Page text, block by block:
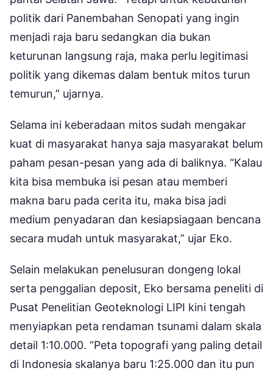
politik dari Panembahan Senopati yang ingin
menjadi raja baru sedangkan dia bukan
keturunan langsung raja, maka perlu legitimasi
politik yang dikemas dalam bentuk mitos turun
temurun,” ujarnya.
Selama ini keberadaan mitos sudah mengakar
kuat di masyarakat hanya saja masyarakat belum
paham pesan-pesan yang ada di baliknya. “Kalau
kita bisa membuka isi pesan atau memberi
makna baru pada cerita itu, maka bisa jadi
medium penyadaran dan kesiapsiagaan bencana
secara mudah untuk masyarakat,” ujar Eko.
Selain melakukan penelusuran dongeng lokal
serta penggalian deposit, Eko bersama peneliti di
Pusat Penelitian Geoteknologi LIPI kini tengah
menyiapkan peta rendaman tsunami dalam skala
detail 1:10.000. “Peta topografi yang paling detail
di Indonesia skalanya baru 1:25.000 dan itu pun